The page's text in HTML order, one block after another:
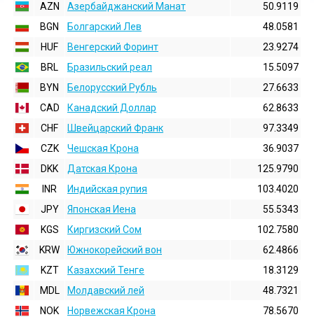
AZN
Азербайджанский Манат
50.9119
BGN
Болгарский Лев
48.0581
HUF
Венгерский Форинт
23.9274
BRL
Бразильский реал
15.5097
BYN
Белорусский Рубль
27.6633
CAD
Канадский Доллар
62.8633
CHF
Швейцарский Франк
97.3349
CZK
Чешская Крона
36.9037
DKK
Датская Крона
125.9790
INR
Индийская pупия
103.4020
JPY
Японская Иена
55.5343
KGS
Киргизский Сом
102.7580
KRW
Южнокорейский вон
62.4866
KZT
Казахский Тенге
18.3129
MDL
Молдавский лей
48.7321
NOK
Норвежская Крона
78.5670